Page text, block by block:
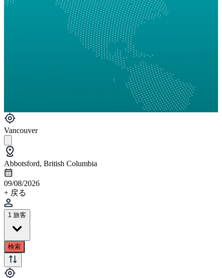
Vancouver
Abbotsford, British Columbia
09/08/2026
+ 戻る
1 旅客
検索